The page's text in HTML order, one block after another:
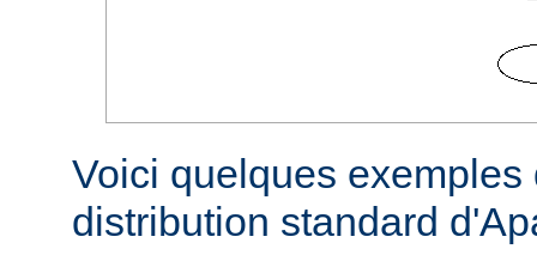
Voici quelques
distribution standard